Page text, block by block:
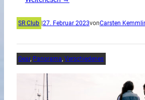
SR Club 27. Februar 2023vonCarsten
Gear, Panorama, Verschiedenes